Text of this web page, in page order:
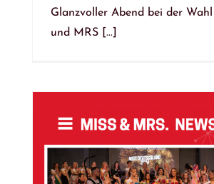
Glanzvoller Abend bei der
und MRS [...]